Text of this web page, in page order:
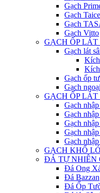
Gạch
Gạch
Gạch
Gạch Vitto
GẠCH ỐP
Gạch lát
Gạch ốp
Gạch
GẠCH ỐP
Gạch
Gạch
Gạch
Gạch
Gạch
GẠCH KHỔ
ĐÁ TỰ NHIÊN
Đá Ong
Đá Bazzan
Đá Ốp